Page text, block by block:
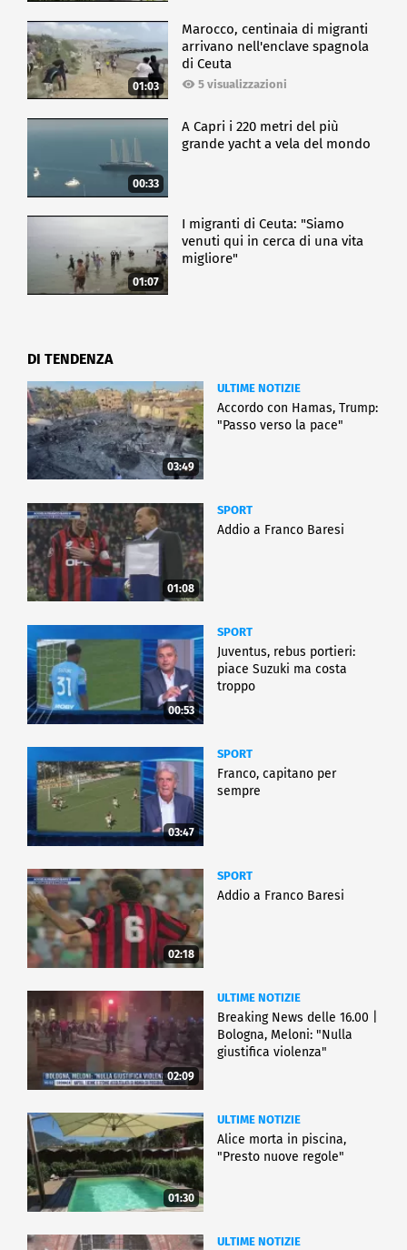
01:03
Marocco, centinaia di migranti
arrivano nell'enclave spagnola
di Ceuta
5 visualizzazioni
00:33
A Capri i 220 metri del più
grande yacht a vela del mondo
01:07
I migranti di Ceuta: "Siamo
venuti qui in cerca di una vita
migliore"
DI TENDENZA
03:49
ULTIME NOTIZIE
Accordo con Hamas, Trump:
"Passo verso la pace"
01:08
SPORT
Addio a Franco Baresi
00:53
SPORT
Juventus, rebus portieri:
piace Suzuki ma costa
troppo
03:47
SPORT
Franco, capitano per
sempre
02:18
SPORT
Addio a Franco Baresi
02:09
ULTIME NOTIZIE
Breaking News delle 16.00 |
Bologna, Meloni: "Nulla
giustifica violenza"
01:30
ULTIME NOTIZIE
Alice morta in piscina,
"Presto nuove regole"
ULTIME NOTIZIE